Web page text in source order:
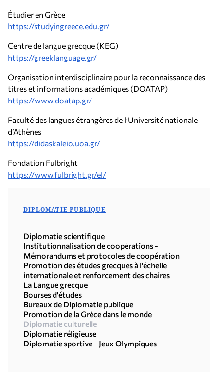
Étudier en Grèce
https://studyingreece.edu.gr/
Centre de langue grecque (KEG)
https://greeklanguage.gr/
Organisation interdisciplinaire pour la reconnaissance des
titres et informations académiques (DOATAP)
https://www.doatap.gr/
Faculté des langues étrangères de l’Université nationale
d’Athènes
https://didaskaleio.uoa.gr/
Fondation Fulbright
https://www.fulbright.gr/el/
DIPLOMATIE PUBLIQUE
Diplomatie scientifique
Institutionnalisation de coopérations -
Mémorandums et protocoles de coopération
Promotion des études grecques à l'échelle
internationale et renforcement des chaires
La Langue grecque
Bourses d'études
Bureaux de Diplomatie publique
Promotion de la Grèce dans le monde
Diplomatie culturelle
Diplomatie réligieuse
Diplomatie sportive - Jeux Olympiques